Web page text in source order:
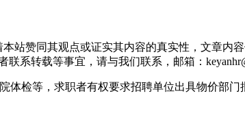
赞同其观点或证实其内容的真实性，文章内容
系转载等事宜，请与我们联系，邮箱：
检等，求职者有权要求招聘单位出具物价部门